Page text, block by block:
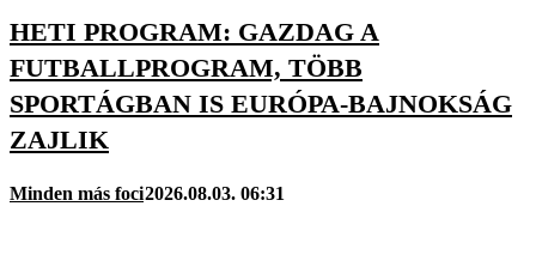
HETI PROGRAM: GAZDAG A
FUTBALLPROGRAM, TÖBB
SPORTÁGBAN IS EURÓPA-BAJNOKSÁG
ZAJLIK
Minden más foci2026.08.03. 06:31